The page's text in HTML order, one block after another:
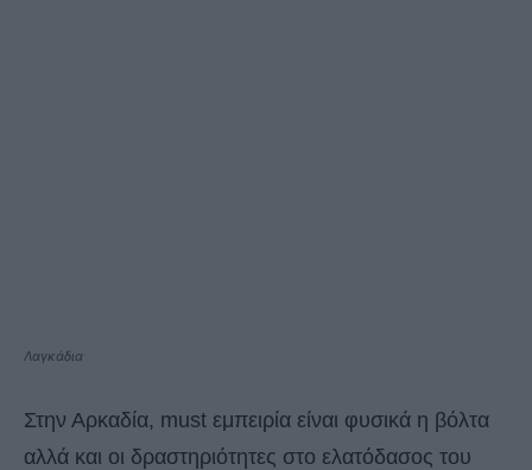
Λαγκάδια
Στην Αρκαδία, must εμπειρία είναι φυσικά η βόλτα
αλλά και οι δραστηριότητες στο ελατόδασος του